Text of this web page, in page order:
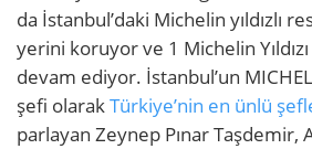
da İstanbul’daki Michelin yıldızlı
yerini koruyor ve 1 Michelin
devam ediyor. İstanbul’un
şefi olarakTürkiye’nin en ünlü
parlayan Zeynep Pınar Taşdemir,